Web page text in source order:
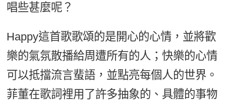
唱些甚麼呢？
Happy這首歌歌頌的是開心的心情，並將歡
樂的氣氛散播給周遭所有的人；快樂的心情
可以抵擋流言蜚語，並點亮每個人的世界。
菲董在歌詞裡用了許多抽象的、具體的事物